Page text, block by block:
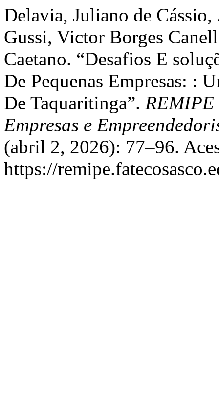
Delavia, Juliano de
Gussi, Victor Borges
Caetano. “Desafios E
De Pequenas Empresas: :
De Taquaritinga”. REMIPE
Empresas e
(abril 2, 2026): 77–96.
https://